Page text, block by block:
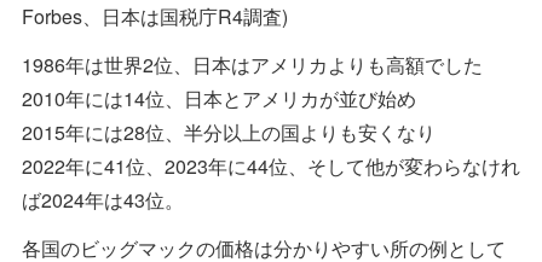
Forbes、日本は国税庁R4調査)
1986年は世界2位、日本はアメリカよりも高額でした
2010年には14位、日本とアメリカが並び始め
2015年には28位、半分以上の国よりも安くなり
2022年に41位、2023年に44位、そして他が変わらなけれ
ば2024年は43位。
各国のビッグマックの価格は分かりやすい所の例として